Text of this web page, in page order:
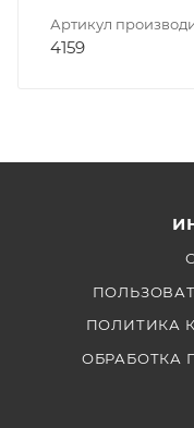
Артикул
4159
ПОЛИТИКА
ОБРАБОТКА